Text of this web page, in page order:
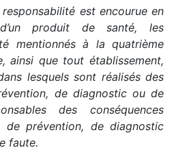
est encourue en
produit de santé, les
mentionnés à la quatrième
ainsi que tout établissement,
lesquels sont réalisés des
de diagnostic ou de
des conséquences
de prévention, de diagnostic
faute.